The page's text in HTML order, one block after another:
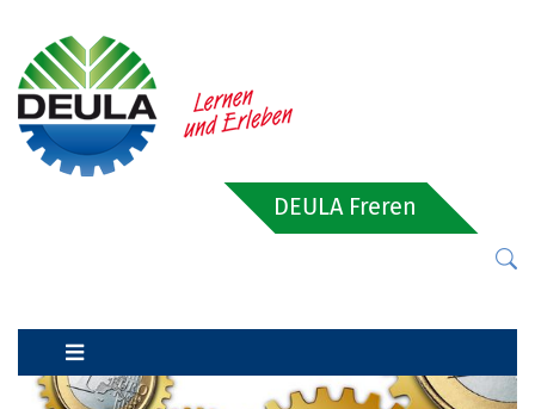
DEULA Freren